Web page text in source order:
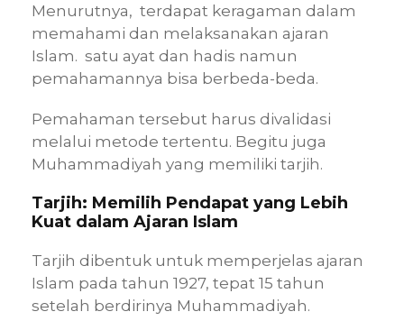
Menurutnya, terdapat keragaman dalam
memahami dan melaksanakan ajaran
Islam. satu ayat dan hadis namun
pemahamannya bisa berbeda-beda.
Pemahaman tersebut harus divalidasi
melalui metode tertentu. Begitu juga
Muhammadiyah yang memiliki tarjih.
Tarjih: Memilih Pendapat yang Lebih
Kuat dalam Ajaran Islam
Tarjih dibentuk untuk memperjelas ajaran
Islam pada tahun 1927, tepat 15 tahun
setelah berdirinya Muhammadiyah.